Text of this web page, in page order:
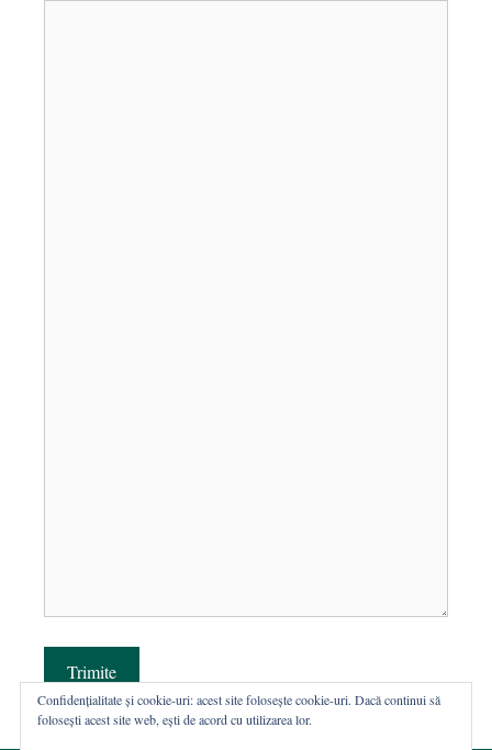
Trimite
Confidențialitate și cookie-uri: acest site folosește cookie-uri. Dacă continui să
folosești acest site web, ești de acord cu utilizarea lor.